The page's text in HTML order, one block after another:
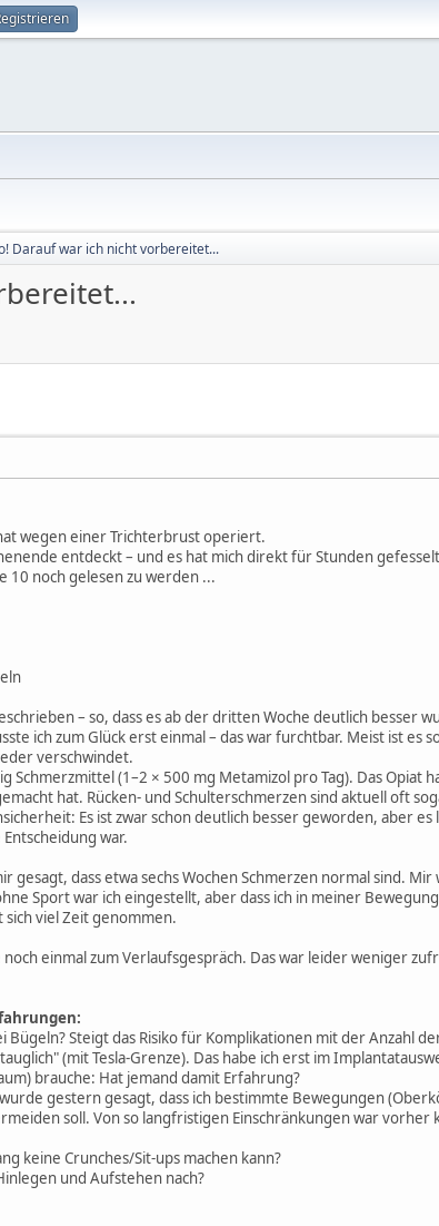
Darauf war ich nicht vorbereitet...
wegen einer Trichterbrust operiert.
entdeckt – und es hat mich direkt für Stunden
10 noch gelesen zu werden ...
– so, dass es ab der dritten Woche deutlich besser
ich zum Glück erst einmal – das war furchtbar. Meist ist es
verschwindet.
Schmerzmittel (1–2 × 500 mg Metamizol pro Tag). Das Opiat
hat. Rücken- und Schulterschmerzen sind aktuell oft
Es ist zwar schon deutlich besser geworden, aber
war.
dass etwa sechs Wochen Schmerzen normal sind.
Sport war ich eingestellt, aber dass ich in meiner
viel Zeit genommen.
einmal zum Verlaufsgespräch. Das war leider weniger
Steigt das Risiko für Komplikationen mit der Anzahl
(mit Tesla-Grenze). Das habe ich erst im
brauche: Hat jemand damit Erfahrung?
gestern gesagt, dass ich bestimmte Bewegungen
soll. Von so langfristigen Einschränkungen war vorher
keine Crunches/Sit-ups machen kann?
und Aufstehen nach?